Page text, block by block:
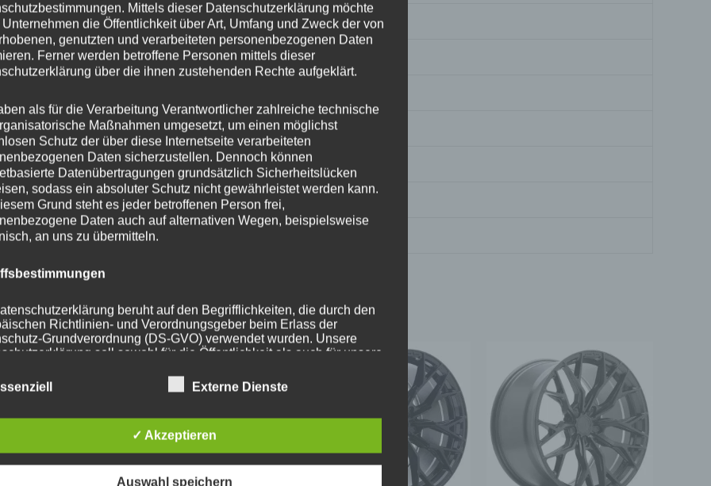
5×114.3
72,6 mm
72.6
114.3 mm
735
Produkte
Mittels dieser Datenschutzerklärung möchte
Unternehmen die Öffentlichkeit über Art, Umfang und Zweck der von
genutzten und verarbeiteten personenbezogenen Daten
Ferner werden betroffene Personen mittels dieser
über die ihnen zustehenden Rechte aufgeklärt.
als für die Verarbeitung Verantwortlicher zahlreiche technische
Maßnahmen umgesetzt, um einen möglichst
Schutz der über diese Internetseite verarbeiteten
Daten sicherzustellen. Dennoch können
Datenübertragungen grundsätzlich Sicherheitslücken
sodass ein absoluter Schutz nicht gewährleistet werden kann.
Grund steht es jeder betroffenen Person frei,
Daten auch auf alternativen Wegen, beispielsweise
an uns zu übermitteln.
beruht auf den Begrifflichkeiten, die durch den
Richtlinien- und Verordnungsgeber beim Erlass der
Grundverordnung (DS-GVO) verwendet wurden. Unsere
soll sowohl für die Öffentlichkeit als auch für unsere
gewährleisten, möchten wir vorab die verwendeten
erläutern.
in dieser Datenschutzerklärung unter anderem die
Externe Dienste
✓ Akzeptieren
Auswahl speichern